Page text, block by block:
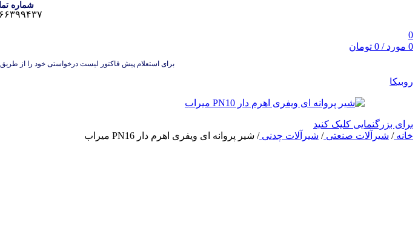
شماره
۰۲۱-
0
0 مورد /
0 تومان
برای استعلام پیش فاکتور لیست درخواستی خود را از طریق پیام رسان ها به
روبیکا
برای بزرگنمایی کلیک کنید
خانه/ شیرآلات صنعتی/ شیرآلات چدنی/ شیر پروانه ای ویفری اهرم دار PN16 میراب